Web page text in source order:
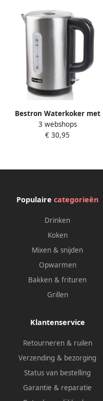
Bestron Waterkoker met
360° basis & tot 1.7 Liter
capaciteit automatische
AWK800STE Silver
3 webshops
€ 30,95
Populaire categorieën
Drinken
Koken
Mixen & snijden
Opwarmen
Bakken & frituren
Grillen
Klantenservice
Retourneren & ruilen
Verzending & bezorging
Status van bestelling
Garantie & reparatie